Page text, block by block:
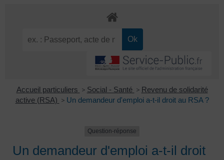
Accueil particuliers > Social - Santé > Revenu de solidarité
active (RSA) > Un demandeur d'emploi a-t-il droit au RSA ?
Question-réponse
Un demandeur d'emploi a-t-il droit